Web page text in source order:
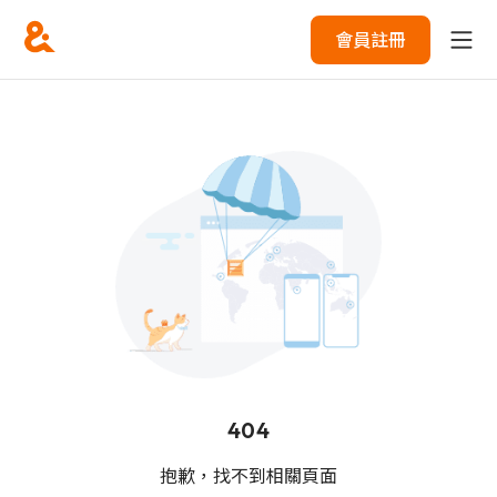
會員註冊
404
抱歉，找不到相關頁面